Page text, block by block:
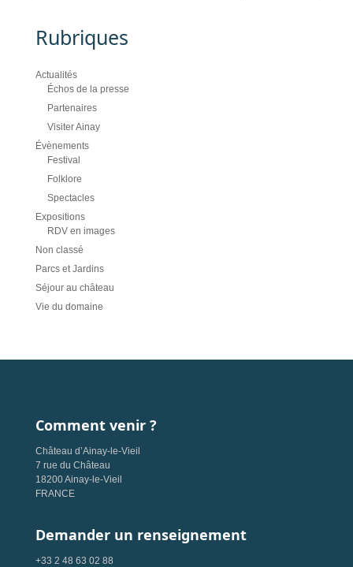
Rubriques
Actualités
Échos de la presse
Partenaires
Visiter Ainay
Évènements
Festival
Folklore
Spectacles
Expositions
RDV en images
Non classé
Parcs et Jardins
Séjour au château
Vie du domaine
Comment venir ?
Château d’Ainay-le-Vieil
7 rue du Château
18200 Ainay-le-Vieil
FRANCE
Demander un renseignement
+33 2 48 63 02 88